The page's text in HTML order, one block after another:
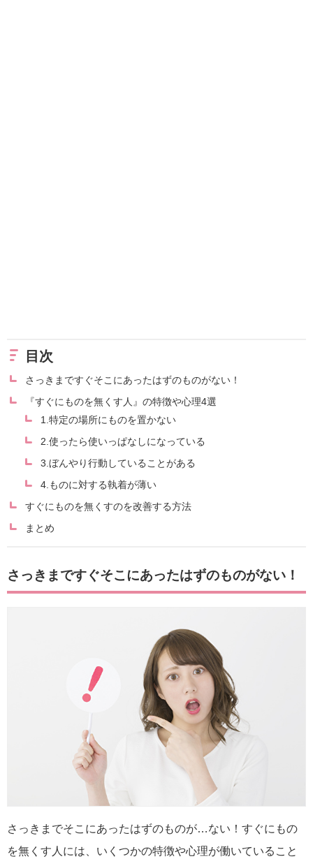
目次
さっきまですぐそこにあったはずのものがない！
『すぐにものを無くす人』の特徴や心理4選
1.特定の場所にものを置かない
2.使ったら使いっぱなしになっている
3.ぼんやり行動していることがある
4.ものに対する執着が薄い
すぐにものを無くすのを改善する方法
まとめ
さっきまですぐそこにあったはずのものがない！
さっきまでそこにあったはずのものが…ない！すぐにもの
を無くす人には、いくつかの特徴や心理が働いていること